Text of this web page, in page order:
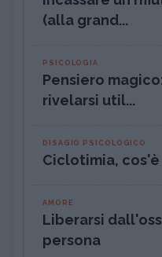
(alla grand...
PSICOLOGIA
Pensiero
rivelarsi util...
DISAGIO PSICOLOGICO
Ciclotimia,
AMORE
Liberarsi
persona